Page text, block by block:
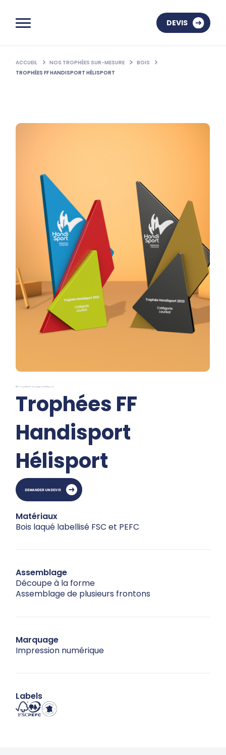
DEVIS
ACCUEIL NOS TROPHÉES SUR-MESURE
BOIS
TROPHÉES FF HANDISPORT HÉLISPORT
REF: Trophées FF Handisport Hélisport
Trophées FF
Handisport
Hélisport
DEMANDER UN DEVIS
Matériaux
Bois laqué labellisé FSC et PEFC
Assemblage
Découpe à la forme
Assemblage de plusieurs frontons
Marquage
Impression numérique
Labels